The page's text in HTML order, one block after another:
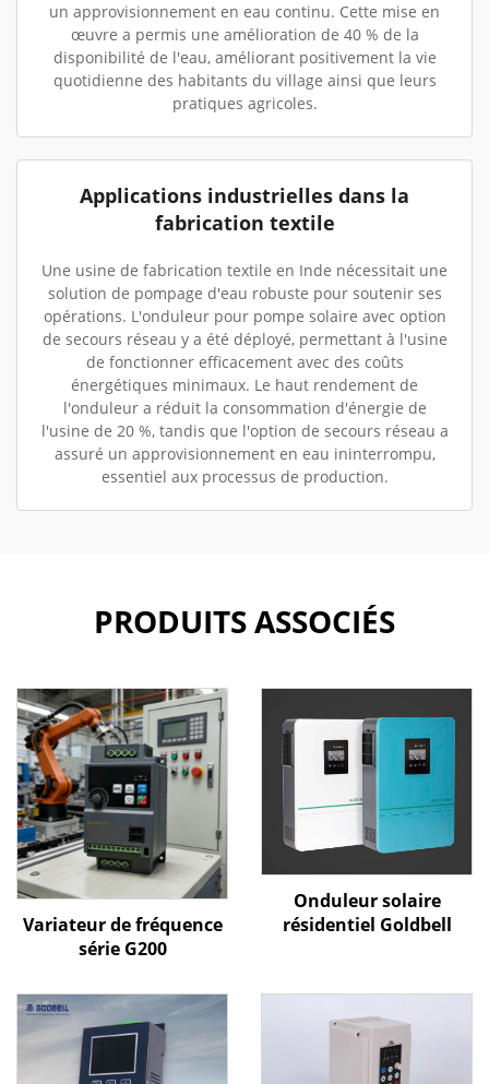
un approvisionnement en eau continu. Cette mise en
œuvre a permis une amélioration de 40 % de la
disponibilité de l'eau, améliorant positivement la vie
quotidienne des habitants du village ainsi que leurs
pratiques agricoles.
Applications industrielles dans la
fabrication textile
Une usine de fabrication textile en Inde nécessitait une
solution de pompage d'eau robuste pour soutenir ses
opérations. L'onduleur pour pompe solaire avec option
de secours réseau y a été déployé, permettant à l'usine
de fonctionner efficacement avec des coûts
énergétiques minimaux. Le haut rendement de
l'onduleur a réduit la consommation d'énergie de
l'usine de 20 %, tandis que l'option de secours réseau a
assuré un approvisionnement en eau ininterrompu,
essentiel aux processus de production.
PRODUITS ASSOCIÉS
Variateur de fréquence
série G200
Onduleur solaire
résidentiel Goldbell